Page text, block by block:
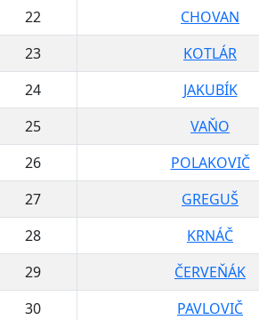
22
CHOVAN
23
KOTLÁR
24
JAKUBÍK
25
VAŇO
26
POLAKOVIČ
27
GREGUŠ
28
KRNÁČ
29
ČERVEŇÁK
30
PAVLOVIČ